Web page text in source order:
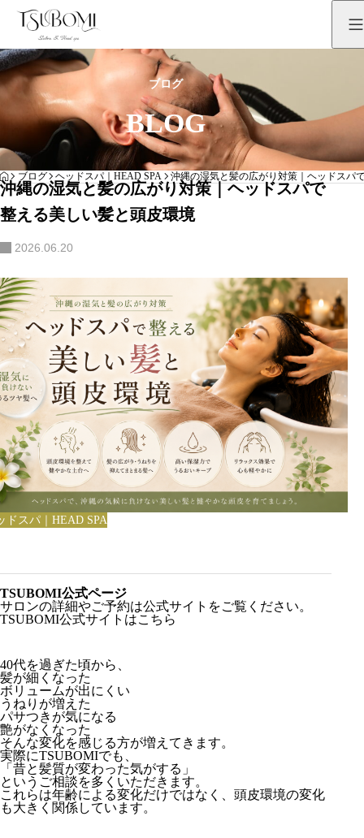
ブログ
BLOG
HOME
ブログ ヘッドスパ｜HEAD SPA 沖縄の湿気と髪の広がり対策｜ヘッドスパ
沖縄の湿気と髪の広がり対策｜ヘッドスパで
整える美しい髪と頭皮環境
2026.06.20
ドスパ｜HEAD SPA
TSUBOMI公式ページ
サロンの詳細やご予約は公式サイトをご覧ください。
TSUBOMI公式サイトはこちら
40代を過ぎた頃から、
髪が細くなった
ボリュームが出にくい
うねりが増えた
パサつきが気になる
艶がなくなった
そんな変化を感じる方が増えてきます。
実際にTSUBOMIでも、
「昔と髪質が変わった気がする」
というご相談を多くいただきます。
これらは年齢による変化だけではなく、頭皮環境の変化
も大きく関係しています。